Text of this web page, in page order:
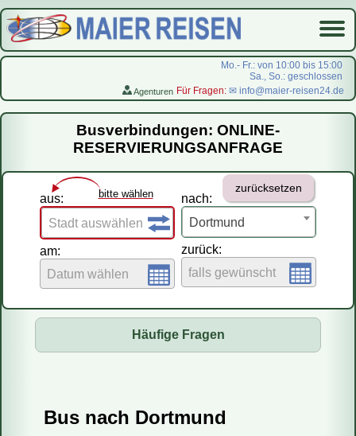
Mo.- Fr.: von 10:00 bis 15:00
Sa., So.: geschlossen
Agenturen Für Fragen: ✉ info@maier-reisen24.de
Startseite
Busverbindungen
Flugreisen
LastMinute-Pauschal
На русском
Busverbindungen: ONLINE-
RESERVIERUNGSANFRAGE
aus: bitte wählen
Stadt auswählen
am:
Datum wählen
nach:
Dortmund
zurücksetzen
zurück:
falls gewünscht
Häufige Fragen
Fahren Reisebusse oder Mini-Busse?
Bus nach Dortmund